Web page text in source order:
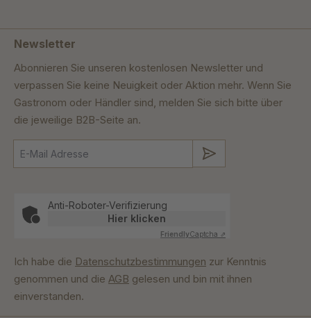
Newsletter
Abonnieren Sie unseren kostenlosen Newsletter und
verpassen Sie keine Neuigkeit oder Aktion mehr. Wenn Sie
Gastronom oder Händler sind, melden Sie sich bitte über
die jeweilige B2B-Seite an.
Anti-Roboter-Verifizierung
Hier klicken
FriendlyCaptcha ⇗
Ich habe die Datenschutzbestimmungen zur Kenntnis
genommen und die AGB gelesen und bin mit ihnen
einverstanden.